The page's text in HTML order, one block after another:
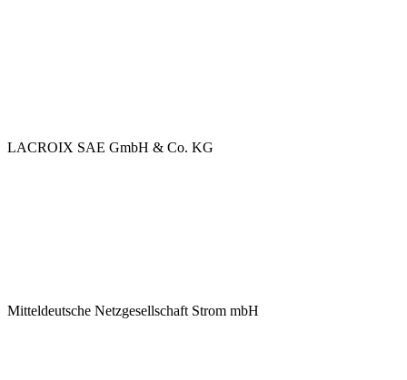
LACROIX SAE GmbH & Co. KG
Mitteldeutsche Netzgesellschaft Strom mbH